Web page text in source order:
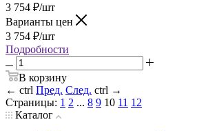
3 754 ₽/шт
Варианты цен
3 754 ₽/шт
Подробности
В корзину
← ctrl Пред. След. ctrl →
Страницы: 1 2 ... 8 9 10 11 12
Каталог